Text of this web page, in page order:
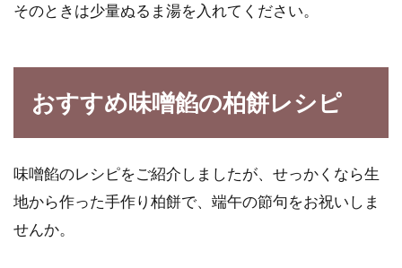
そのときは少量ぬるま湯を入れてください。
おすすめ味噌餡の柏餅レシピ
味噌餡のレシピをご紹介しましたが、せっかくなら生
地から作った手作り柏餅で、端午の節句をお祝いしま
せんか。